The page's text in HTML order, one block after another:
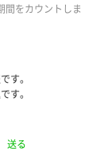
間をカウントしま
す。
す。
送る